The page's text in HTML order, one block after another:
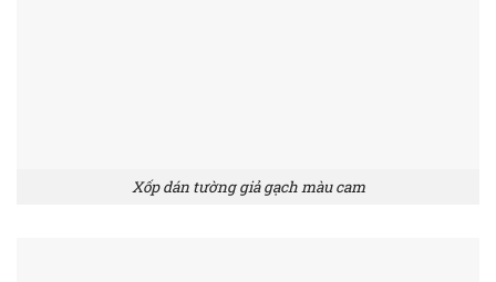
Xốp dán tường giả gạch màu cam